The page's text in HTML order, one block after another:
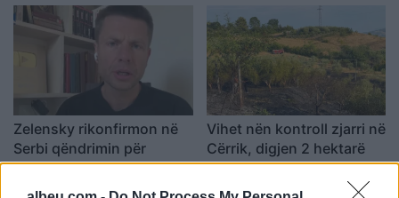
Zelensky rikonfirmon në
Serbi qëndrimin për
Kosovën, deputeti
ukrainas: Gabim
Vihet nën kontroll zjarri në
Cërrik, digjen 2 hektarë
tokë dhe rreth 250 rrënjë
ullinj